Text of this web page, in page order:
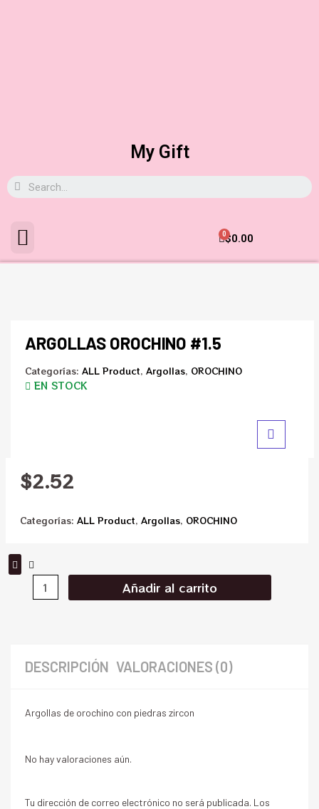
My Gift
$0.00
0
ARGOLLAS OROCHINO #1.5
Categorías: ALL Product, Argollas, OROCHINO
EN STOCK
$2.52
Categorías: ALL Product, Argollas, OROCHINO
Añadir al carrito
DESCRIPCIÓN VALORACIONES (0)
Argollas de orochino con piedras zircon
No hay valoraciones aún.
Tu dirección de correo electrónico no será publicada. Los